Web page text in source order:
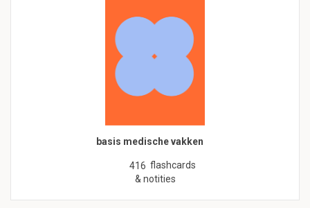
basis medische vakken
416 flashcards
& notities